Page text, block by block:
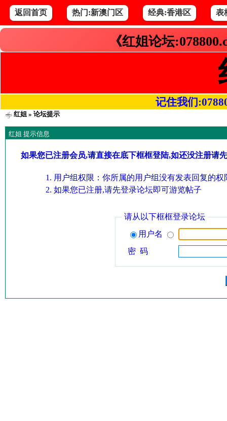
返回首页 热门:新澳门区 经典:香港区 表
《红姐论坛
记住我们
红姐» 论坛提示
红姐 提示信息
如果您已注册会员,请直接在底下框框登陆,如还没注册请
用户组权限：你所属的用户组没有发表回复的权
如果您已注册,请先登录论坛即可游览帖子
请从以下框框登录论坛
用户名
密 码